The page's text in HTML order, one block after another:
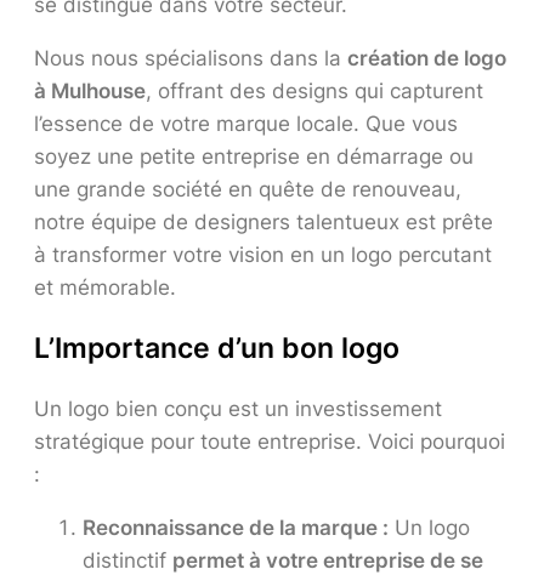
Nous nous spécialisons dans la création de logo
à Mulhouse, offrant des designs qui capturent
l’essence de votre marque locale. Que vous
soyez une petite entreprise en démarrage ou
une grande société en quête de renouveau,
notre équipe de designers talentueux est prête
à transformer votre vision en un logo percutant
et mémorable.
L’Importance d’un bon logo
Un logo bien conçu est un investissement
stratégique pour toute entreprise. Voici pourquoi
:
Reconnaissance de la marque : Un logo
distinctif permet à votre entreprise de se